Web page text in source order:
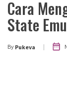
Cara
State
By Pukeva |